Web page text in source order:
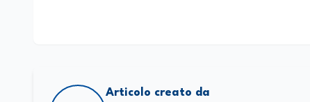
Articolo creato da